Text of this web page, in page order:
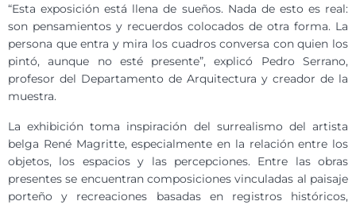
“Esta exposición está llena de sueños. Nada de esto es real:
son pensamientos y recuerdos colocados de otra forma. La
persona que entra y mira los cuadros conversa con quien los
pintó, aunque no esté presente”, explicó Pedro Serrano,
profesor del Departamento de Arquitectura y creador de la
muestra.
La exhibición toma inspiración del surrealismo del artista
belga René Magritte, especialmente en la relación entre los
objetos, los espacios y las percepciones. Entre las obras
presentes se encuentran composiciones vinculadas al paisaje
porteño y recreaciones basadas en registros históricos,